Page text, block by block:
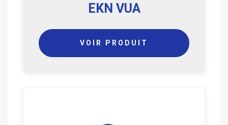
EKN VUA
VOIR PRODUIT